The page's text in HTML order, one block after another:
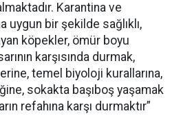
Karantina ve
uygun bir şekilde sağlıklı,
köpekler, ömür boyu
karşısında durmak,
temel biyoloji kurallarına,
sokakta başıboş yaşamak
refahına karşı durmaktır”